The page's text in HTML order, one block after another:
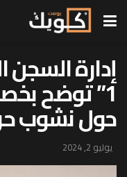
إدارة
1” توضح
حول نشوب
يوليو 2, 2024